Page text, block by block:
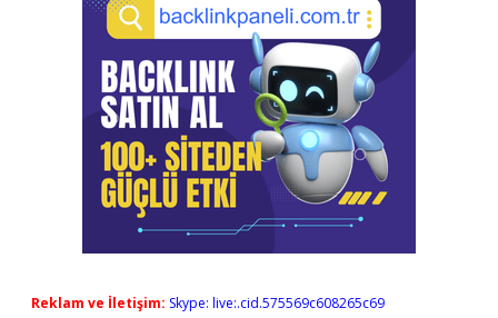
Reklam ve İletişim: Skype: live:.cid.575569c608265c69